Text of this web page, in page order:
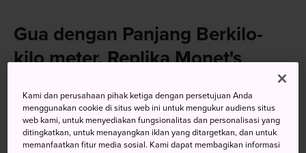
Gua dengan Panjang Berkilo-
kilo meter, Replika Monet's
Kertas
Kota Kochi adalah permata Shikoku di Samudra Pasifik.
Kami dan perusahaan pihak ketiga dengan persetujuan Anda
menggunakan cookie di situs web ini untuk mengukur audiens situs
web kami, untuk menyediakan fungsionalitas dan personalisasi yang
ditingkatkan, untuk menayangkan iklan yang ditargetkan, dan untuk
memanfaatkan fitur media sosial. Kami dapat membagikan informasi